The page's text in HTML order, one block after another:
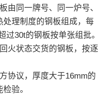
由同一牌号、同一炉号、
处理制度的钢板组成，每
过30t的钢板按单张组批。
火状态交货的钢板，按逐
协议，厚度大于16mm的
验。